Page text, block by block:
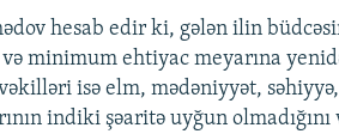
hesab edir ki, gələn ilin
və minimum ehtiyac meyarına
isə elm, mədəniyyət,
indiki şəaritə uyğun